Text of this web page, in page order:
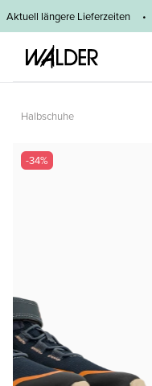
Zum Hauptinhalt springen
Aktuell längere Lieferzeiten •
Halbschuhe
Bildergalerie überspringen
-34%